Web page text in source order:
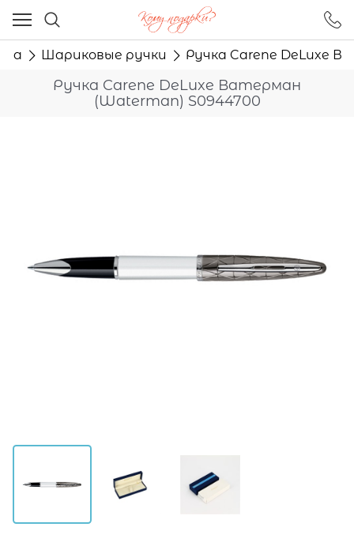
Шариковые ручки Ручка Carene DeLuxe
Ручка Carene DeLuxe Ватерман
(Waterman) S0944700
Ваш город - Москва,
угадали?
ДА НЕТ